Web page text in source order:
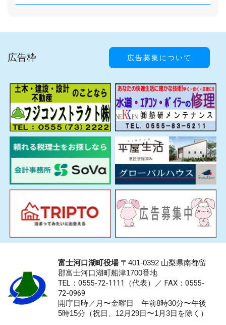
広告枠 広告募集について
富士河口湖町役場〒401-0392 山梨県南都留
郡富士河口湖町船津1700番地
TEL：0555-72-1111 （代表）／ FAX：0555-
72-0969
開庁日時／月〜金曜日 午前8時30分〜午後
5時15分（祝日、12月29日〜1月3日を除く）